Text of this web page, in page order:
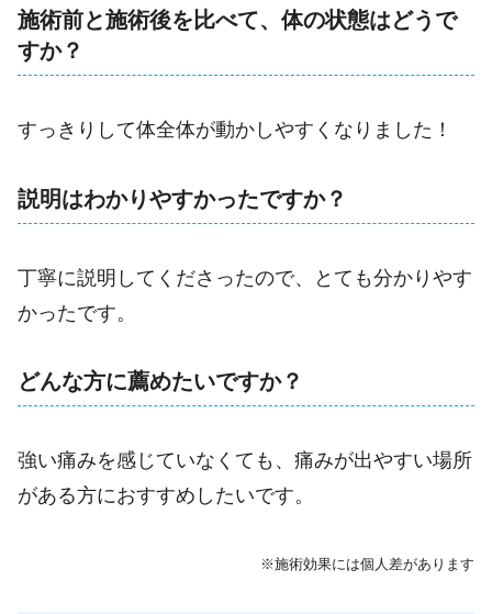
施術前と施術後を比べて、体の状態はどうで
すか？
すっきりして体全体が動かしやすくなりました！
説明はわかりやすかったですか？
丁寧に説明してくださったので、とても分かりやす
かったです。
どんな方に薦めたいですか？
強い痛みを感じていなくても、痛みが出やすい場所
がある方におすすめしたいです。
※施術効果には個人差があります